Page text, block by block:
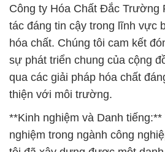
Công ty Hóa Chất Đắc Trường
tác đáng tin cậy trong lĩnh vực
hóa chất. Chúng tôi cam kết
sự phát triển chung của cộng
qua các giải pháp hóa chất
thiện với môi trường.
**Kinh nghiệm và Danh
nghiệm trong ngành công